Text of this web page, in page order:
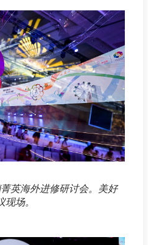
英海外进修研讨会。美好
场。